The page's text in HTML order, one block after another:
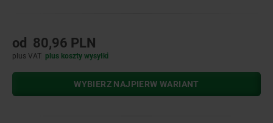
od 80,96 PLN
plus VAT plus koszty wysyłki
WYBIERZ NAJPIERW WARIANT